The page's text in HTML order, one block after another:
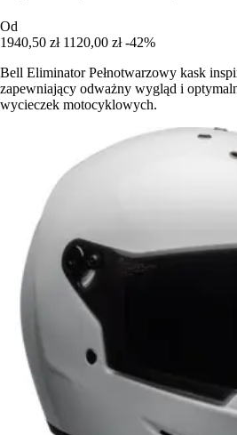
Od
1940,50 zł 1120,00 zł -42%
Bell Eliminator Pełnotwarzowy kask
zapewniający odważny wygląd i
wycieczek motocyklowych.